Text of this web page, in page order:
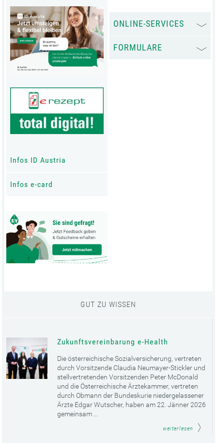
Infos ID Austria
Infos e-card
ONLINE-SERVICES
FORMULARE
GUT ZU WISSEN
Zukunftsvereinbarung e-Health
Die österreichische Sozialversicherung, vertreten
durch Vorsitzende Claudia Neumayer-Stickler und
stellvertretenden Vorsitzenden Peter McDonald
und die Österreichische Ärztekammer, vertreten
durch Obmann der Bundeskurie niedergelassener
Ärzte Edgar Wutscher, haben am 22. Jänner 2026
gemeinsam ...
weiterlesen